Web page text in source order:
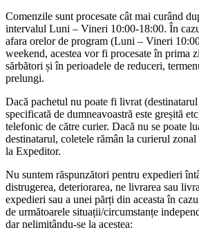
Comenzile sunt procesate cât mai curând
intervalul Luni – Vineri 10:00-18:00. În
afara orelor de program (Luni – Vineri
weekend, acestea vor fi procesate în prima
sărbători și în perioadele de reduceri,
prelungi.
Dacă pachetul nu poate fi livrat (destinatarul
specificată de dumneavoastră este greșită
telefonic de către curier. Dacă nu se poate
destinatarul, coletele rămân la curierul
la Expeditor.
Nu suntem răspunzători pentru expedieri
distrugerea, deteriorarea, ne livrarea sau
expedieri sau a unei părți din aceasta în
de următoarele situații/circumstanțe
dar nelimitându-se la acestea: